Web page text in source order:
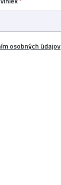
osobných údajov